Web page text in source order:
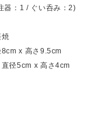
器：1 / ぐい呑み：2)
焼
8cm x 高さ9.5cm
x 高さ4cm